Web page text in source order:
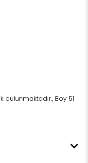
bulunmaktadır., Boy 51